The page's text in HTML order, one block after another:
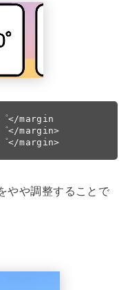
</margin
</margin>
</margin>
やや調整することで